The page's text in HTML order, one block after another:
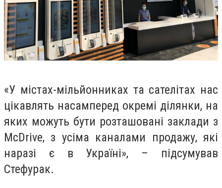
«У містах-мільйонниках та сателітах нас
цікавлять насамперед окремі ділянки, на
яких можуть бути розташовані заклади з
McDrive, з усіма каналами продажу, які
наразі є в Україні», – підсумував
Стефурак.